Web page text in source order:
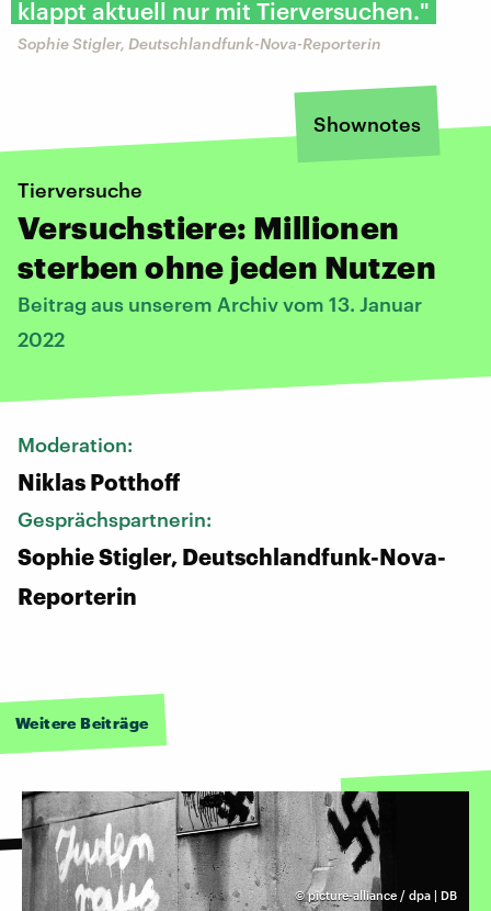
klappt aktuell nur mit Tierversuchen."
Sophie Stigler, Deutschlandfunk-Nova-Reporterin
Shownotes
Tierversuche
Versuchstiere: Millionen
sterben ohne jeden Nutzen
Beitrag aus unserem Archiv vom 13. Januar
2022
Moderation:
Niklas Potthoff
Gesprächspartnerin:
Sophie Stigler, Deutschlandfunk-Nova-
Reporterin
Weitere Beiträge
©picture-alliance / dpa | DB